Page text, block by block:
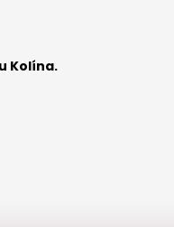
Kolína.